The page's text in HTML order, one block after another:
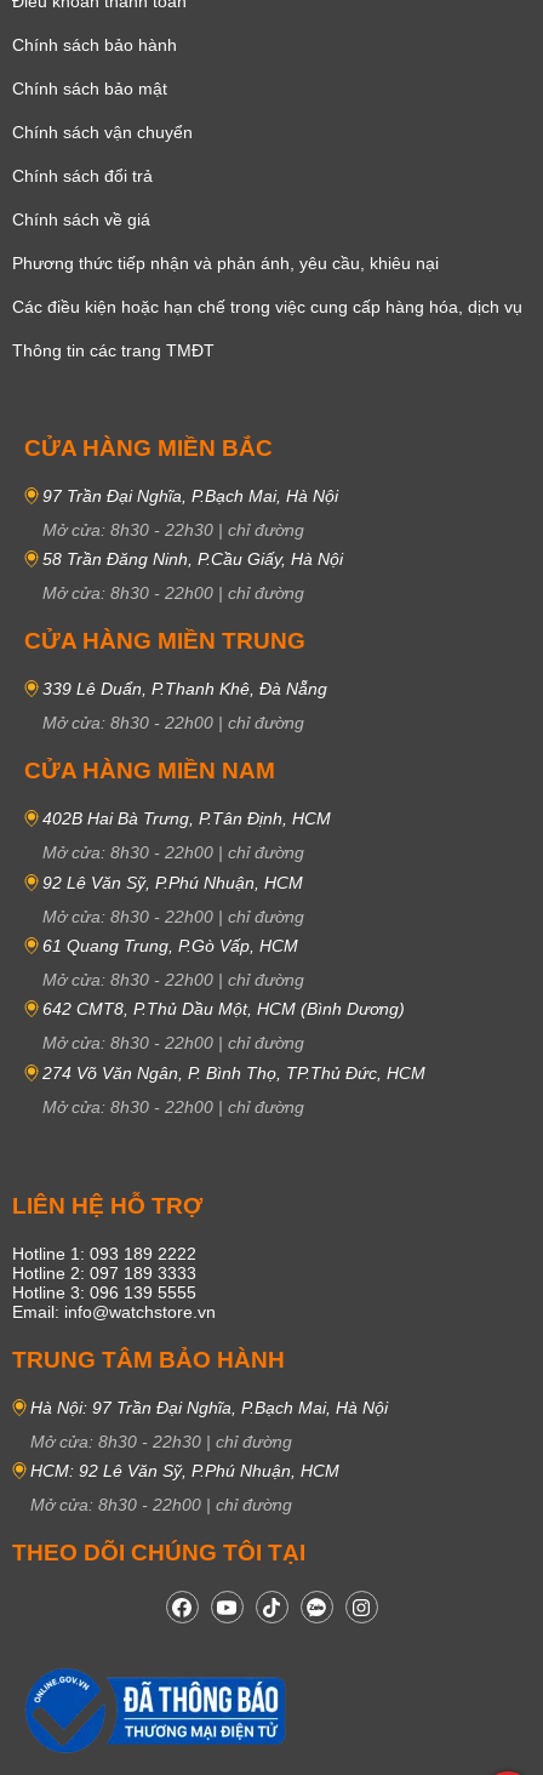
Chính sách bảo hành
Chính sách bảo mật
Chính sách vận chuyển
Chính sách đổi trả
Chính sách về giá
Phương thức tiếp nhận và phản ánh, yêu cầu, khiêu nại
Các điều kiện hoặc hạn chế trong việc cung cấp hàng hóa, dịch vụ
Thông tin các trang TMĐT
CỬA HÀNG MIỀN BẮC
97 Trần Đại Nghĩa, P.Bạch Mai, Hà Nội
Mở cửa: 8h30 - 22h30 | chỉ đường
58 Trần Đăng Ninh, P.Cầu Giấy, Hà Nội
Mở cửa: 8h30 - 22h00 | chỉ đường
CỬA HÀNG MIỀN TRUNG
339 Lê Duẩn, P.Thanh Khê, Đà Nẵng
Mở cửa: 8h30 - 22h00 | chỉ đường
CỬA HÀNG MIỀN NAM
402B Hai Bà Trưng, P.Tân Định, HCM
Mở cửa: 8h30 - 22h00 | chỉ đường
92 Lê Văn Sỹ, P.Phú Nhuận, HCM
Mở cửa: 8h30 - 22h00 | chỉ đường
61 Quang Trung, P.Gò Vấp, HCM
Mở cửa: 8h30 - 22h00 | chỉ đường
642 CMT8, P.Thủ Dầu Một, HCM (Bình Dương)
Mở cửa: 8h30 - 22h00 | chỉ đường
274 Võ Văn Ngân, P. Bình Thọ, TP.Thủ Đức, HCM
Mở cửa: 8h30 - 22h00 | chỉ đường
LIÊN HỆ HỖ TRỢ
Hotline 1: 093 189 2222
Hotline 2: 097 189 3333
Hotline 3: 096 139 5555
Email: info@watchstore.vn
TRUNG TÂM BẢO HÀNH
Hà Nội: 97 Trần Đại Nghĩa, P.Bạch Mai, Hà Nội
Mở cửa: 8h30 - 22h30 | chỉ đường
HCM: 92 Lê Văn Sỹ, P.Phú Nhuận, HCM
Mở cửa: 8h30 - 22h00 | chỉ đường
THEO DÕI CHÚNG TÔI TẠI